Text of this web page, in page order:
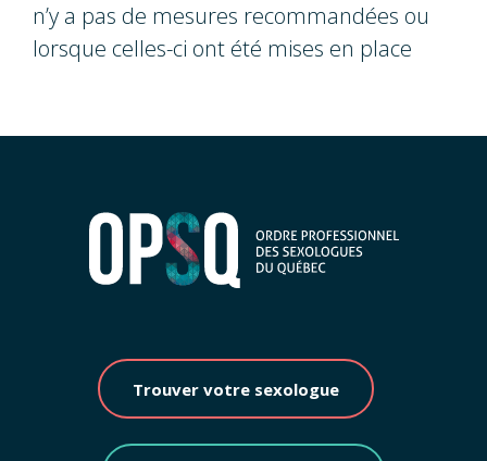
n’y a pas de mesures recommandées ou
lorsque celles-ci ont été mises en place
Trouver votre sexologue